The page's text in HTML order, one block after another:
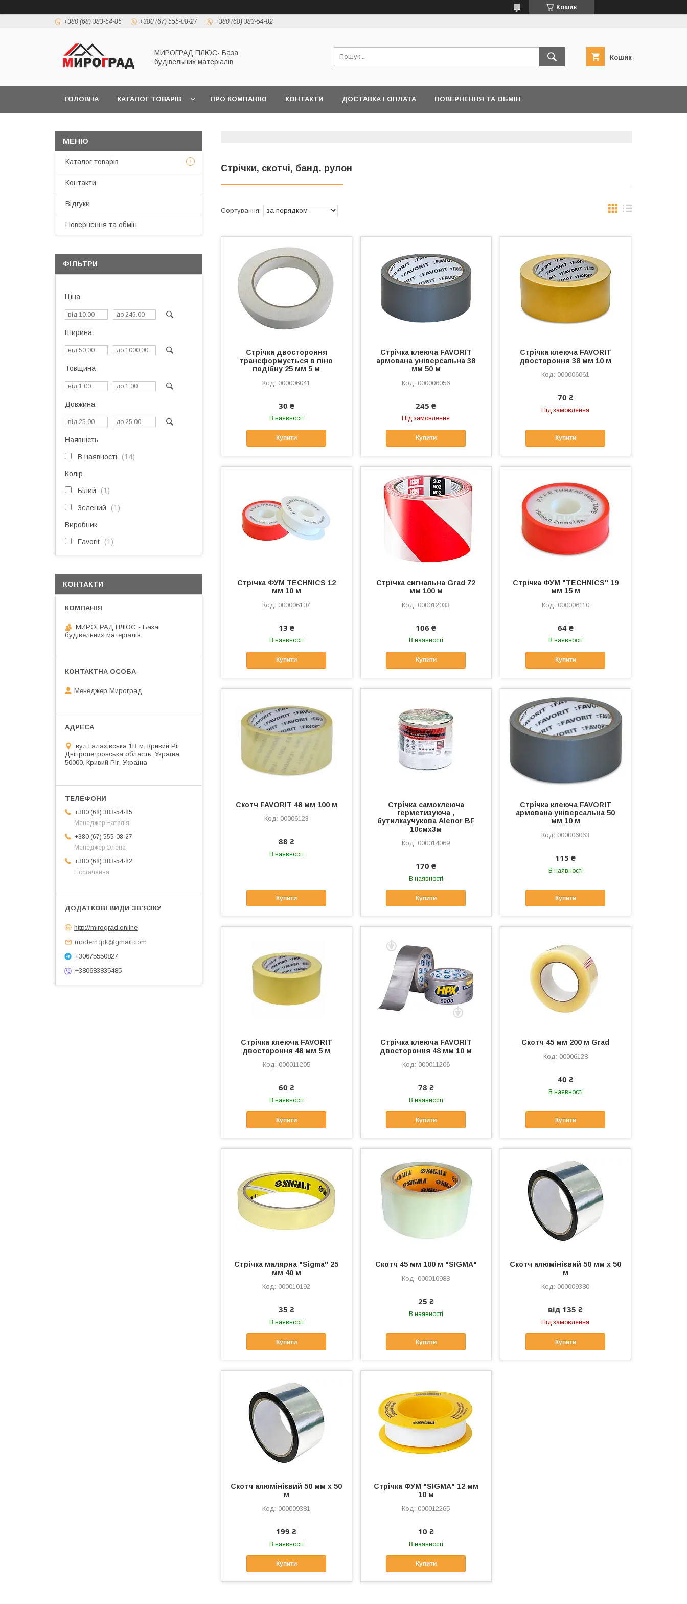
Кошик
+380 (68) 383-54-85 +380 (67) 555-08-27 +380 (68) 383-54-82
МИРОГРАД ПЛЮС- База
будівельних матеріалів
Кошик
ГОЛОВНА КАТАЛОГ ТОВАРІВ ПРО КОМПАНІЮ КОНТАКТИ ДОСТАВКА І ОПЛАТА ПОВЕРНЕННЯ ТА ОБМІН
Стрічки, скотчі, банд. рулон
Стрічка двостороння
трансформується в піно
подібну 25 мм 5 м
000006041
30 ₴
В наявності
Купити
Стрічка клеюча FAVORIT
армована універсальна 38
мм 50 м
000006056
245 ₴
Під замовлення
Купити
Стрічка клеюча FAVORIT
двостороння 38 мм 10 м
000006061
70 ₴
Під замовлення
Купити
Стрічка ФУМ TECHNICS 12
мм 10 м
000006107
13 ₴
В наявності
Купити
Стрічка сигнальна Grad 72
мм 100 м
000012033
106 ₴
В наявності
Купити
Стрічка ФУМ "TECHNICS" 19
мм 15 м
000006110
64 ₴
В наявності
Купити
Скотч FAVORIT 48 мм 100 м
00006123
88 ₴
В наявності
Купити
Стрічка самоклеюча
герметизуюча ,
бутилкаучукова Alenor BF
10смх3м
000014069
170 ₴
В наявності
Купити
Стрічка клеюча FAVORIT
армована універсальна 50
мм 10 м
000006063
115 ₴
В наявності
Купити
Стрічка клеюча FAVORIT
двостороння 48 мм 5 м
000011205
60 ₴
В наявності
Купити
Стрічка клеюча FAVORIT
двостороння 48 мм 10 м
000011206
78 ₴
В наявності
Купити
Скотч 45 мм 200 м Grad
00006128
40 ₴
В наявності
Купити
Стрічка малярна "Sigma" 25
мм 40 м
000010192
35 ₴
В наявності
Купити
Скотч 45 мм 100 м "SIGMA"
000010988
25 ₴
В наявності
Купити
Скотч алюмінієвий 50 мм х 50
м
000009380
від 135 ₴
Під замовлення
Купити
Скотч алюмінієвий 50 мм х 50
м
000009381
199 ₴
В наявності
Купити
Стрічка ФУМ "SIGMA" 12 мм
10 м
000012265
10 ₴
В наявності
Купити
Каталог товарів
Контакти
Відгуки
Повернення та обмін
ФІЛЬТРИ
Ціна
Ширина
Товщина
Довжина
Наявність
В наявності 14
Колір
Білий 1
Зелений 1
Виробник
Favorit 1
КОНТАКТИ
МИРОГРАД ПЛЮС - База
будівельних матеріалів
Менеджер Мироград
вул.Галахівська 1В м. Кривий Ріг
Дніпропетровська область ,Україна
50000, Кривий Ріг, Україна
+380 (68) 383-54-85
Менеджер Наталія
+380 (67) 555-08-27
Менеджер Олена
+380 (68) 383-54-82
Постачання
http://mirograd.online
modern.tpk@gmail.com
+30675550827
+380683835485